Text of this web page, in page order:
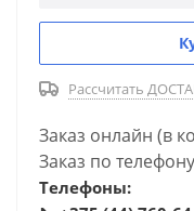
Рассчитать
Заказ онлайн (в
Заказ по телефону
Телефоны: